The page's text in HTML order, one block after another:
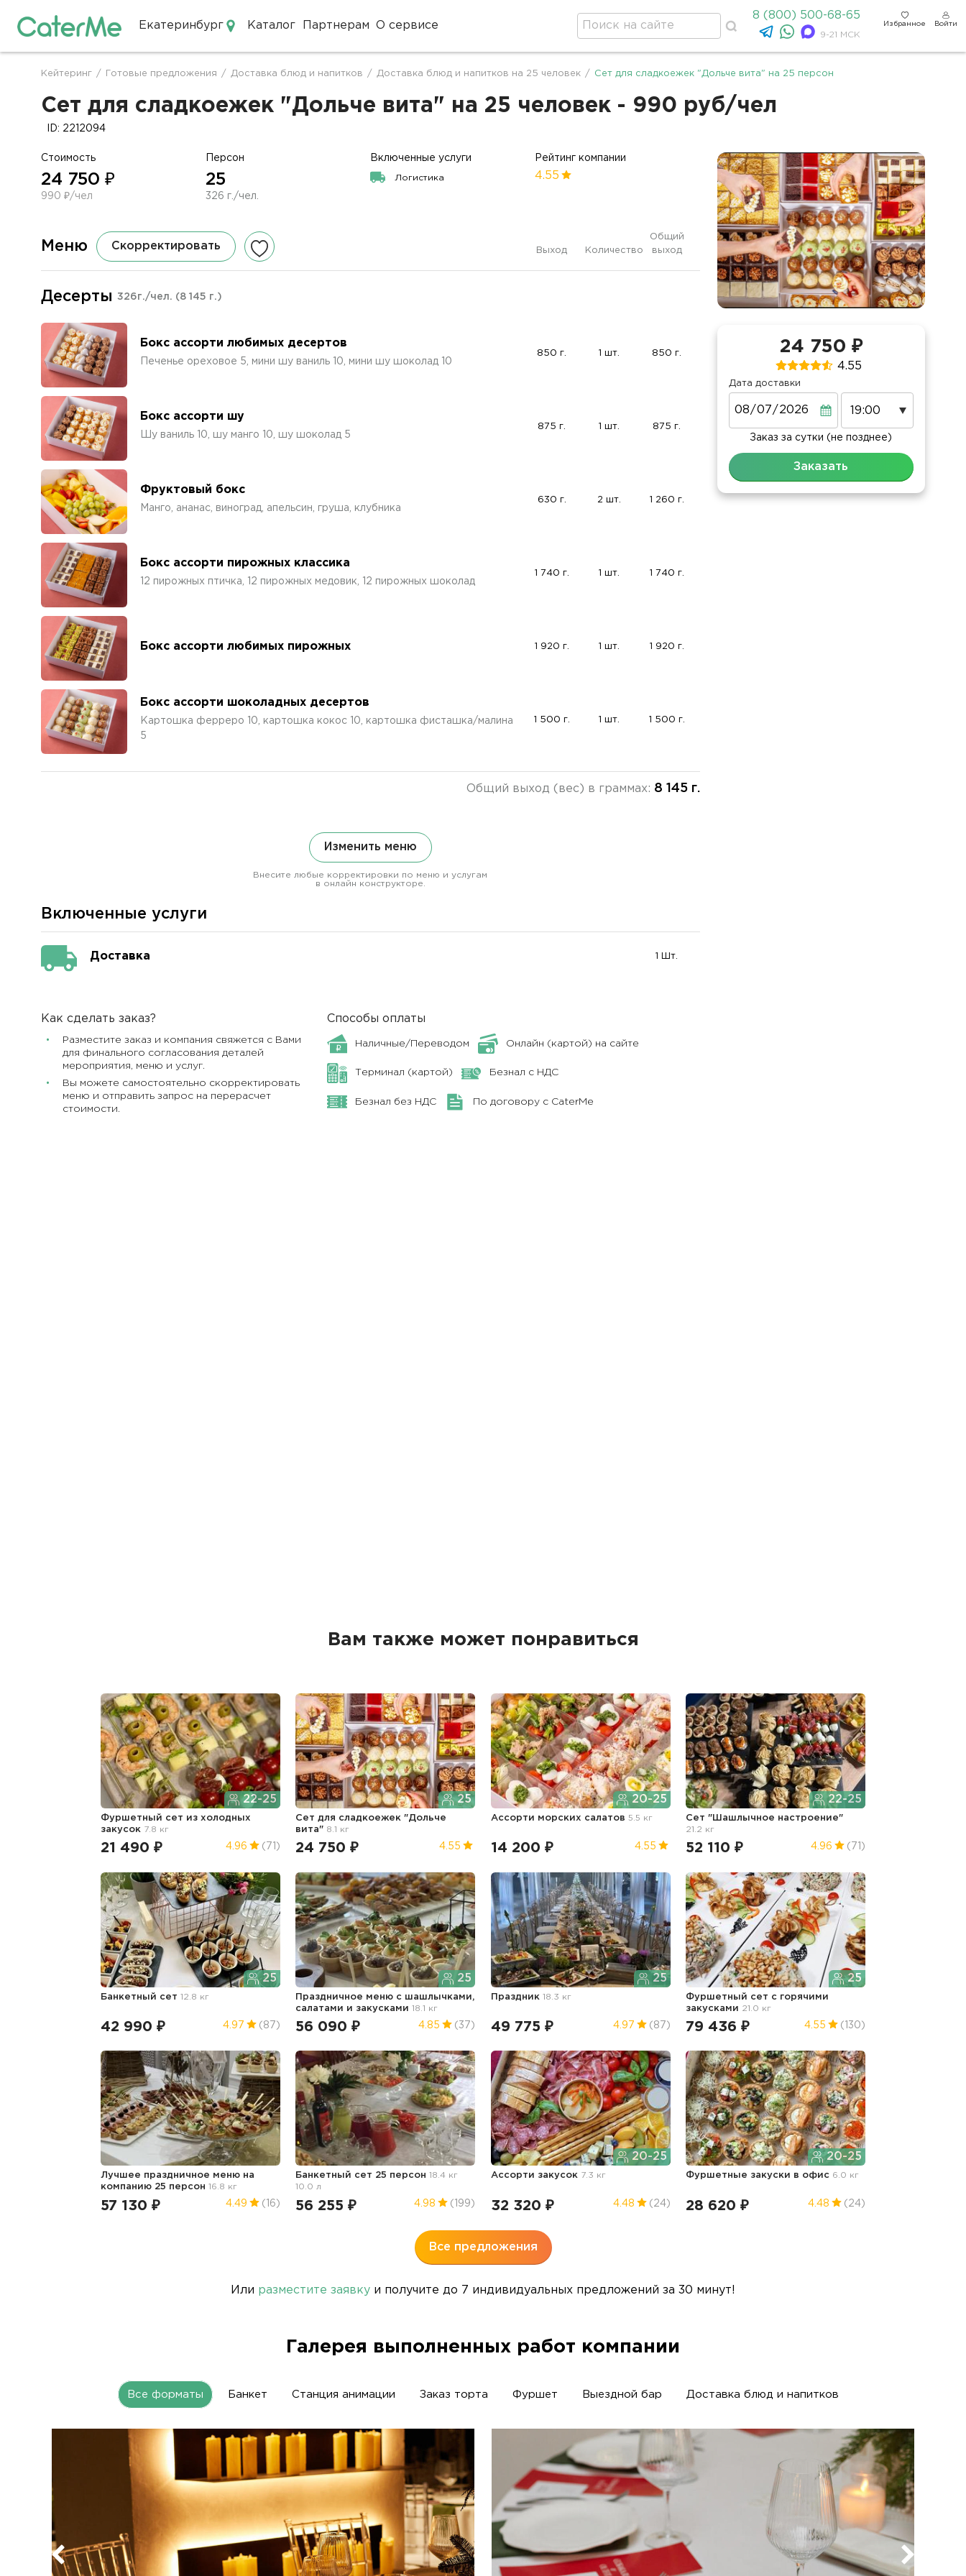
Екатеринбург Каталог Партнерам О сервисе
8 (800) 500-68-65
9-21 МСК
Избранное Войти
Строка
навигации
Кейтеринг / Готовые предложения / Доставка блюд и напитков / Доставка блюд и напитков на 25 человек / Сет для сладкоежек "Дольче вита" на 25 персон
Сет для сладкоежек "Дольче вита" на 25 человек - 990 руб/чел
ID: 2212094
Стоимость
24 750 ₽
990 ₽/чел
Персон
25
326 г./чел.
Включенные услуги
Логистика
Рейтинг компании
4.55
Меню Скорректировать Выход Количество
Общий
выход
Десерты 326г./чел. (8 145 г.)
Бокс ассорти любимых десертов
Печенье ореховое 5, мини шу ваниль 10, мини шу шоколад 10
850 г. 1 шт. 850 г.
Бокс ассорти шу
Шу ваниль 10, шу манго 10, шу шоколад 5
875 г. 1 шт. 875 г.
Фруктовый бокс
Манго, ананас, виноград, апельсин, груша, клубника
630 г. 2 шт. 1 260 г.
Бокс ассорти пирожных классика
12 пирожных птичка, 12 пирожных медовик, 12 пирожных шоколад
1 740 г. 1 шт. 1 740 г.
Бокс ассорти любимых пирожных 1 920 г. 1 шт. 1 920 г.
Бокс ассорти шоколадных десертов
Картошка ферреро 10, картошка кокос 10, картошка фисташка/малина
5
1 500 г. 1 шт. 1 500 г.
Общий выход (вес) в граммах: 8 145 г.
Изменить меню
Внесите любые корректировки по меню и услугам
в онлайн конструкторе.
Включенные услуги
Доставка 1 Шт.
Как сделать заказ?
Разместите заказ и компания свяжется с Вами
для финального согласования деталей
мероприятия, меню и услуг.
Вы можете самостоятельно скорректировать
меню и отправить запрос на перерасчет
стоимости.
Способы оплаты
Наличные/Переводом Онлайн (картой) на сайте
Терминал (картой) Безнал с НДС
Безнал без НДС По договору с CaterMe
24 750 ₽
4.55
Дата доставки
Заказ за сутки (не позднее)
Заказать
Вам также может понравиться
22-25
Фуршетный сет из холодных
закусок 7.8 кг
21 490 ₽ 4.96 (71)
25
Сет для сладкоежек "Дольче
вита" 8.1 кг
24 750 ₽ 4.55
20-25
Ассорти морских салатов 5.5 кг
14 200 ₽ 4.55
22-25
Сет "Шашлычное настроение"
21.2 кг
52 110 ₽ 4.96 (71)
25
Банкетный сет 12.8 кг
42 990 ₽ 4.97 (87)
25
Праздничное меню с шашлычками,
салатами и закусками18.1 кг
56 090 ₽ 4.85 (37)
25
Праздник 18.3 кг
49 775 ₽ 4.97 (87)
25
Фуршетный сет с горячими
закусками 21.0 кг
79 436 ₽ 4.55 (130)
Лучшее праздничное меню на
компанию 25 персон 16.8 кг
57 130 ₽ 4.49 (16)
Банкетный сет 25 персон18.4 кг
10.0 л
56 255 ₽ 4.98 (199)
20-25
Ассорти закусок 7.3 кг
32 320 ₽ 4.48 (24)
20-25
Фуршетные закуски в офис 6.0 кг
28 620 ₽ 4.48 (24)
Все предложения
Или разместите заявку и получите до 7 индивидуальных предложений за 30 минут!
Галерея выполненных работ компании
Все форматы Банкет Станция анимации Заказ торта Фуршет Выездной бар Доставка блюд и напитков